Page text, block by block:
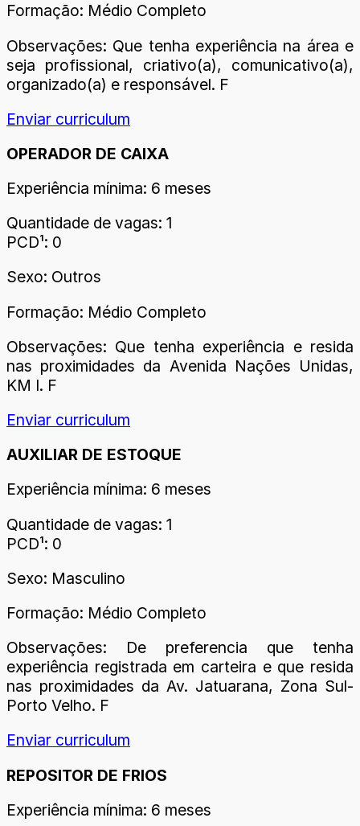
Formação: Médio Completo
Observações: Que tenha experiência na área e
seja profissional, criativo(a), comunicativo(a),
organizado(a) e responsável. F
Enviar curriculum
OPERADOR DE CAIXA
Experiência mínima: 6 meses
Quantidade de vagas: 1
PCD¹: 0
Sexo: Outros
Formação: Médio Completo
Observações: Que tenha experiência e resida
nas proximidades da Avenida Nações Unidas,
KM I. F
Enviar curriculum
AUXILIAR DE ESTOQUE
Experiência mínima: 6 meses
Quantidade de vagas: 1
PCD¹: 0
Sexo: Masculino
Formação: Médio Completo
Observações: De preferencia que tenha
experiência registrada em carteira e que resida
nas proximidades da Av. Jatuarana, Zona Sul-
Porto Velho. F
Enviar curriculum
REPOSITOR DE FRIOS
Experiência mínima: 6 meses